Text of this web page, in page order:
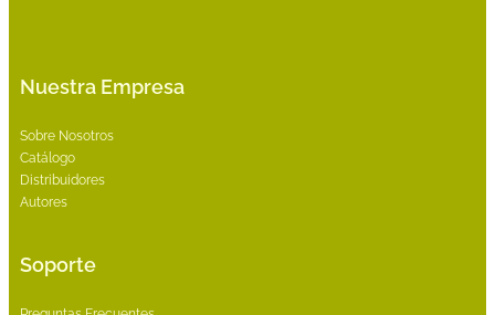
Nuestra Empresa
Sobre Nosotros
Catálogo
Distribuidores
Autores
Soporte